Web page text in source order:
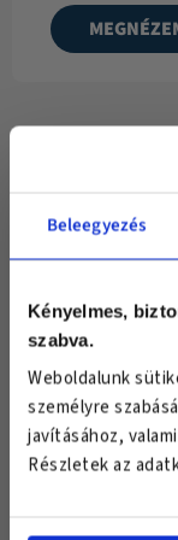
Beleegyezés
Kényelmes,
szabva.
Weboldalunk
személyre
javításához,
Részletek az
Van
Email